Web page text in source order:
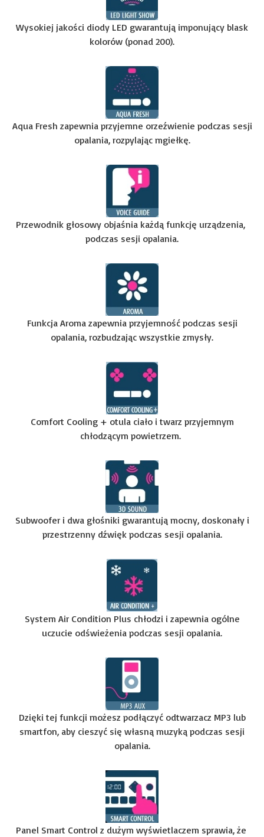
Wysokiej jakości diody LED gwarantują imponujący blask
kolorów (ponad 200).
Aqua Fresh zapewnia przyjemne orzeźwienie podczas sesji
opalania, rozpylając mgiełkę.
Przewodnik głosowy objaśnia każdą funkcję urządzenia,
podczas sesji opalania.
Funkcja Aroma zapewnia przyjemność podczas sesji
opalania, rozbudzając wszystkie zmysły.
Comfort Cooling + otula ciało i twarz przyjemnym
chłodzącym powietrzem.
Subwoofer i dwa głośniki gwarantują mocny, doskonały i
przestrzenny dźwięk podczas sesji opalania.
System Air Condition Plus chłodzi i zapewnia ogólne
uczucie odświeżenia podczas sesji opalania.
Dzięki tej funkcji możesz podłączyć odtwarzacz MP3 lub
smartfon, aby cieszyć się własną muzyką podczas sesji
opalania.
Panel Smart Control z dużym wyświetlaczem sprawia, że ​​